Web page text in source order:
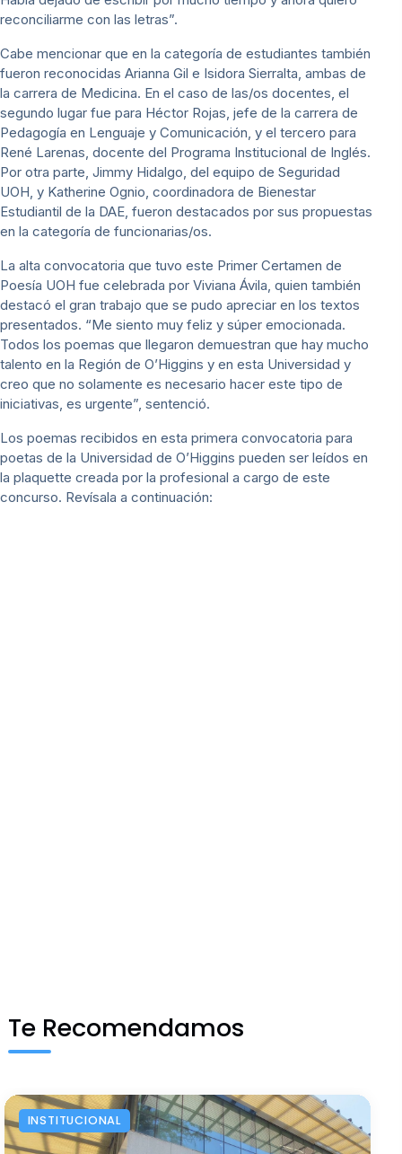
reconciliarme con las letras”.
Cabe mencionar que en la categoría de estudiantes también
fueron reconocidas Arianna Gil e Isidora Sierralta, ambas de
la carrera de Medicina. En el caso de las/os docentes, el
segundo lugar fue para Héctor Rojas, jefe de la carrera de
Pedagogía en Lenguaje y Comunicación, y el tercero para
René Larenas, docente del Programa Institucional de Inglés.
Por otra parte, Jimmy Hidalgo, del equipo de Seguridad
UOH, y Katherine Ognio, coordinadora de Bienestar
Estudiantil de la DAE, fueron destacados por sus propuestas
en la categoría de funcionarias/os.
La alta convocatoria que tuvo este Primer Certamen de
Poesía UOH fue celebrada por Viviana Ávila, quien también
destacó el gran trabajo que se pudo apreciar en los textos
presentados. “Me siento muy feliz y súper emocionada.
Todos los poemas que llegaron demuestran que hay mucho
talento en la Región de O’Higgins y en esta Universidad y
creo que no solamente es necesario hacer este tipo de
iniciativas, es urgente”, sentenció.
Los poemas recibidos en esta primera convocatoria para
poetas de la Universidad de O’Higgins pueden ser leídos en
la plaquette creada por la profesional a cargo de este
concurso. Revísala a continuación:
Te Recomendamos
INSTITUCIONAL